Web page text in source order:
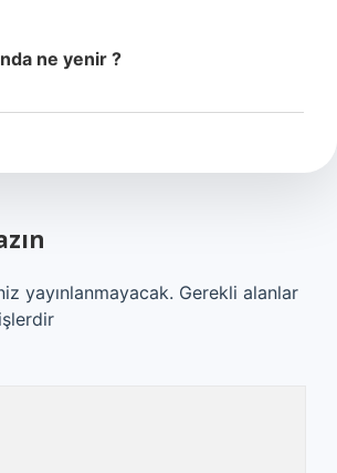
ne yenir ?
yayınlanmayacak. Gerekli alanlar